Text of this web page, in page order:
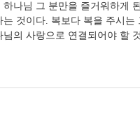
나님 그 분만을 즐거워하게
는 것이다. 복보다 복을 주시는
의 사랑으로 연결되어야 할